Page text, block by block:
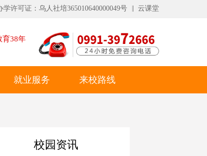
学许可证：乌人社培365010640000049号 云课堂
育38年
就业服务 来校路线
校园资讯